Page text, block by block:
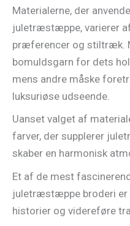
Materialerne, der
juletræstæppe, varierer
præferencer og stiltræk.
bomuldsgarn for dets
mens andre måske
luksuriøse udseende.
Uanset valget af
farver, der supplerer
skaber en harmonisk
Et af de mest
juletræstæppe broderi
historier og videreføre